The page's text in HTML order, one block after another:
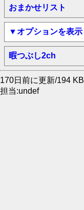
おまかせリスト
▼オプションを表示
暇つぶし2ch
170日前に更新/194 KB
担当:undef